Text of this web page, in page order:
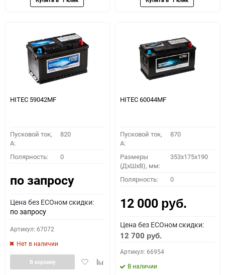
HITEC 59042MF
Пусковой ток,
A:
820
Полярность: 0
по запросу
Цена без ECOном скидки:
по запросу
Артикул: 67072
Нет в наличии
ДобавитьДобавить
В корзину
HITEC 60044MF
Пусковой ток,
A:
870
Размеры
(ДхШхВ), мм:
353x175x190
Полярность: 0
12 000 руб.
Цена без ECOном скидки:
12 700 руб.
Артикул: 66954
В наличии